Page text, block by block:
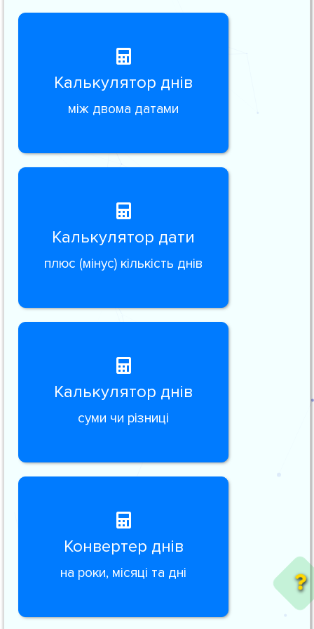
Калькулятор днів
між двома датами
Калькулятор дати
плюс (мінус) кількість днів
Калькулятор днів
суми чи різниці
Конвертер днів
на роки, місяці та дні